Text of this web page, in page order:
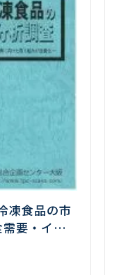
食品の市
要・イン